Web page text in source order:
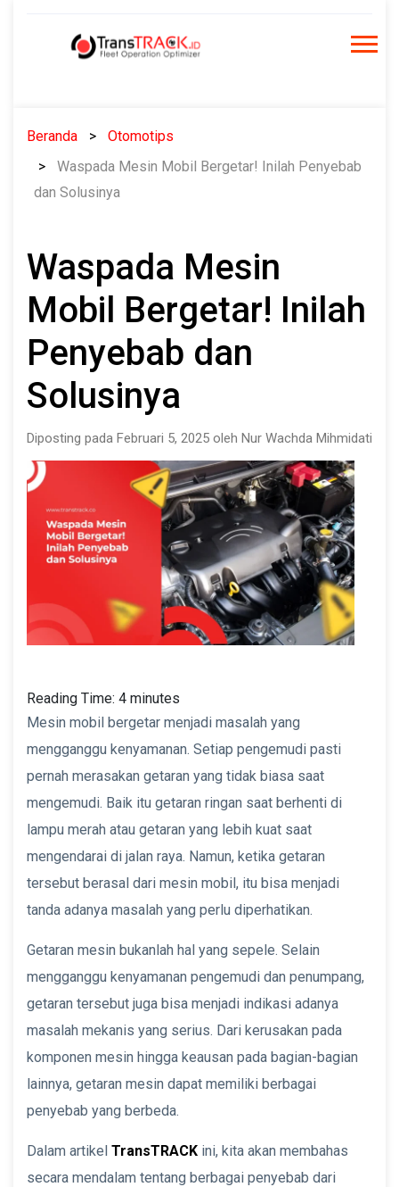
Beranda
Otomotips
Waspada Mesin Mobil Bergetar! Inilah Penyebab
dan Solusinya
Waspada Mesin
Mobil Bergetar! Inilah
Penyebab dan
Solusinya
Diposting pada Februari 5, 2025 oleh Nur Wachda Mihmidati
Reading Time: 4 minutes
Mesin mobil bergetar menjadi masalah yang
mengganggu kenyamanan. Setiap pengemudi pasti
pernah merasakan getaran yang tidak biasa saat
mengemudi. Baik itu getaran ringan saat berhenti di
lampu merah atau getaran yang lebih kuat saat
mengendarai di jalan raya. Namun, ketika getaran
tersebut berasal dari mesin mobil, itu bisa menjadi
tanda adanya masalah yang perlu diperhatikan.
Getaran mesin bukanlah hal yang sepele. Selain
mengganggu kenyamanan pengemudi dan penumpang,
getaran tersebut juga bisa menjadi indikasi adanya
masalah mekanis yang serius. Dari kerusakan pada
komponen mesin hingga keausan pada bagian-bagian
lainnya, getaran mesin dapat memiliki berbagai
penyebab yang berbeda.
Dalam artikel TransTRACK ini, kita akan membahas
secara mendalam tentang berbagai penyebab dari